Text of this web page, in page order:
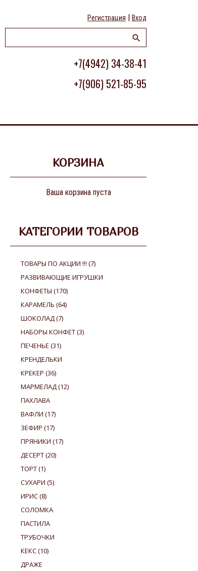
Регистрация | Вход
+7(4942) 34-38-41
+7(906) 521-85-95
КОРЗИНА
Ваша корзина пуста
КАТЕГОРИИ ТОВАРОВ
ТОВАРЫ ПО АКЦИИ !!! (7)
РАЗВИВАЮЩИЕ ИГРУШКИ
КОНФЕТЫ (170)
КАРАМЕЛЬ (64)
ШОКОЛАД(7)
НАБОРЫ КОНФЕТ(3)
ПЕЧЕНЬЕ (31)
КРЕНДЕЛЬКИ
КРЕКЕР (36)
МАРМЕЛАД(12)
ПАХЛАВА
ВАФЛИ (17)
ЗЕФИР (17)
ПРЯНИКИ (17)
ДЕСЕРТ(20)
ТОРТ(1)
СУХАРИ (5)
ИРИС(8)
СОЛОМКА
ПАСТИЛА
ТРУБОЧКИ
КЕКС(10)
ДРАЖЕ